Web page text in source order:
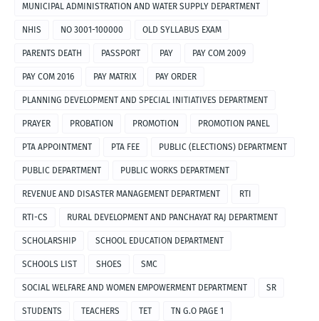
MUNICIPAL ADMINISTRATION AND WATER SUPPLY DEPARTMENT
NHIS NO 3001-100000 OLD SYLLABUS EXAM
PARENTS DEATH PASSPORT PAY PAY COM 2009
PAY COM 2016 PAY MATRIX PAY ORDER
PLANNING DEVELOPMENT AND SPECIAL INITIATIVES DEPARTMENT
PRAYER PROBATION PROMOTION PROMOTION PANEL
PTA APPOINTMENT PTA FEE PUBLIC (ELECTIONS) DEPARTMENT
PUBLIC DEPARTMENT PUBLIC WORKS DEPARTMENT
REVENUE AND DISASTER MANAGEMENT DEPARTMENT RTI
RTI-CS RURAL DEVELOPMENT AND PANCHAYAT RAJ DEPARTMENT
SCHOLARSHIP SCHOOL EDUCATION DEPARTMENT
SCHOOLS LIST SHOES SMC
SOCIAL WELFARE AND WOMEN EMPOWERMENT DEPARTMENT SR
STUDENTS TEACHERS TET TN G.O PAGE 1